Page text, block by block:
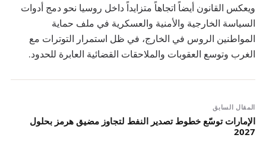
ويعكس القانون أيضاً اتجاهاً متزايداً داخل روسيا نحو دمج أدوات
السياسة الخارجية والأمنية والعسكرية في ملف حماية
المواطنين الروس في الخارج، في ظل استمرار التوترات مع
الغرب وتوسع العقوبات والملاحقات القضائية العابرة للحدود.
المقال السابق
الإمارات توسّع خطوط تصدير النفط لتجاوز مضيق هرمز بحلول
2027